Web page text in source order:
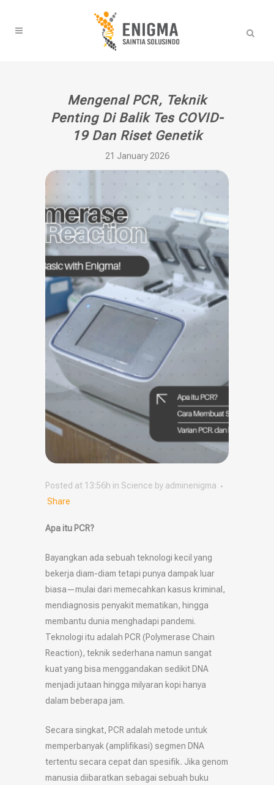
Mengenal PCR, Teknik
Penting Di Balik Tes COVID-
19 Dan Riset Genetik
21 January 2026
Posted at 13:56h in Science by adminenigma
Share
Apa itu PCR?
Bayangkan ada sebuah teknologi kecil yang
bekerja diam-diam tetapi punya dampak luar
biasa—mulai dari memecahkan kasus kriminal,
mendiagnosis penyakit mematikan, hingga
membantu dunia menghadapi pandemi.
Teknologi itu adalah PCR (Polymerase Chain
Reaction), teknik sederhana namun sangat
kuat yang bisa menggandakan sedikit DNA
menjadi jutaan hingga milyaran kopi hanya
dalam beberapa jam.
Secara singkat, PCR adalah metode untuk
memperbanyak (amplifikasi) segmen DNA
tertentu secara cepat dan spesifik. Jika genom
manusia diibaratkan sebagai sebuah buku